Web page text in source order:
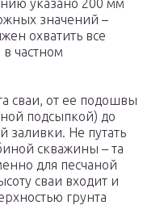
указано 200 мм
значений –
охватить все
частном
сваи, от ее подошвы
подсыпкой) до
заливки. Не путать
скважины – та
для песчаной
сваи входит и
грунта